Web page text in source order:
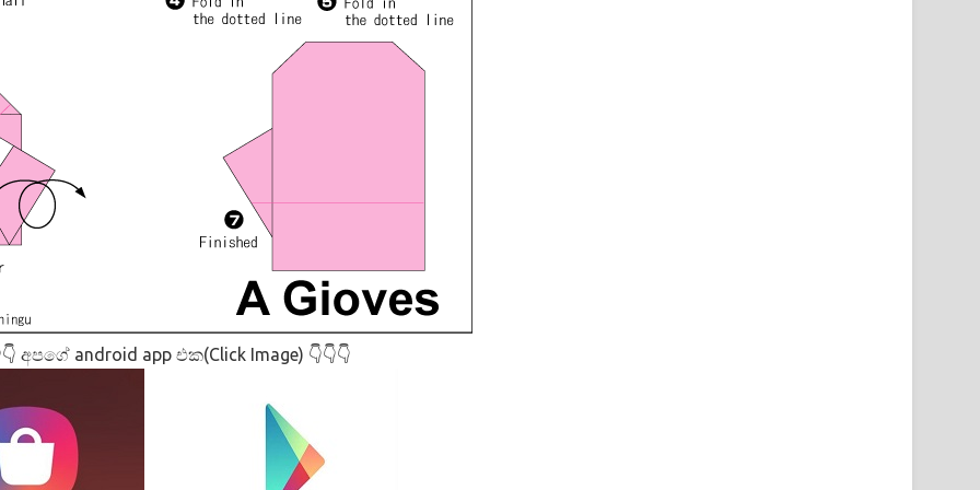
අපගේ android app එක(Click Image) 👇👇👇